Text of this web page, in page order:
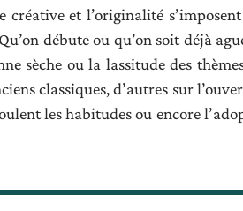
créative et l’originalité
débute ou qu’on soit déjà
sèche ou la lassitude des
classiques, d’autres sur
les habitudes ou encore